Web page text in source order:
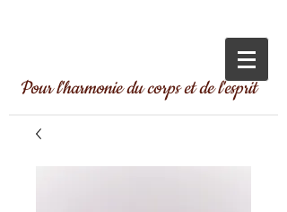
Pour l'harmonie du corps et de l'esprit